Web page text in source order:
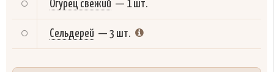
Огурец свежий — 1 шт.
Сельдерей — 3 шт.